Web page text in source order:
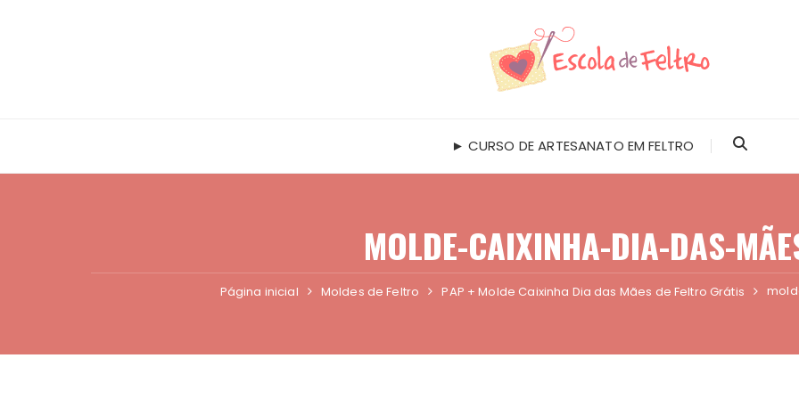
► CURSO DE ARTESANATO EM FELTRO
MOLDE-CAIXINHA-DIA-DAS-
Página inicial Moldes de Feltro PAP + Molde Caixinha Dia das Mães de Feltro Grátis